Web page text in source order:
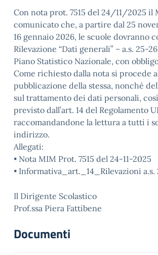
Con nota prot. 7515 del 24/11/2025 il
comunicato che, a partire dal 25
16 gennaio 2026, le scuole dovranno
Rilevazione “Dati generali” – a.s. 25-
Piano Statistico Nazionale, con
Come richiesto dalla nota si procede
pubblicazione della stessa, nonché
sul trattamento dei dati personali,
previsto dall’art. 14 del Regolamento
raccomandandone la lettura a tutti i
indirizzo.
Allegati:
• Nota MIM Prot. 7515 del 24-11-2025
• Informativa_art._14_Rilevazioni a.s.
Il Dirigente Scolastico
Prof.ssa Piera Fattibene
Documenti